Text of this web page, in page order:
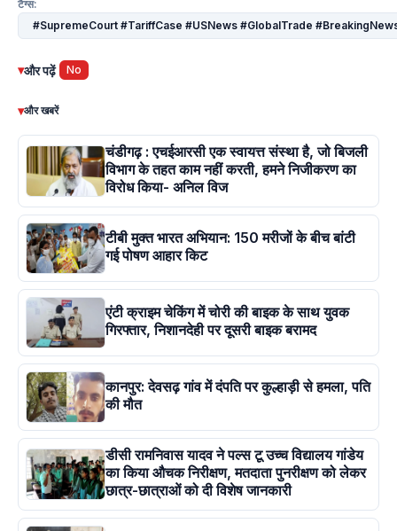
टैग्स:
#SupremeCourt #TariffCase #USNews #GlobalTrade
▾और पढ़ें No
▾और खबरें
चंडीगढ़ : एचईआरसी एक स्वायत्त संस्था है, जो बिजली
विभाग के तहत काम नहीं करती, हमने निजीकरण का
विरोध किया- अनिल विज
टीबी मुक्त भारत अभियान: 150 मरीजों के बीच बांटी
गई पोषण आहार किट
एंटी क्राइम चेकिंग में चोरी की बाइक के साथ युवक
गिरफ्तार, निशानदेही पर दूसरी बाइक बरामद
कानपुर: देवसढ़ गांव में दंपति पर कुल्हाड़ी से हमला, पति
की मौत
डीसी रामनिवास यादव ने पल्स टू उच्च विद्यालय गांडेय
का किया औचक निरीक्षण, मतदाता पुनरीक्षण को लेकर
छात्र-छात्राओं को दी विशेष जानकारी